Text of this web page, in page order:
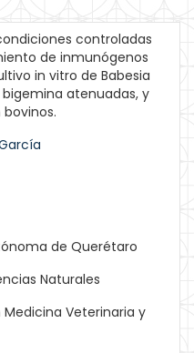
controladas
de inmunógenos
in vitro de Babesia
bigemina atenuadas, y
de Querétaro
Naturales
Veterinaria y